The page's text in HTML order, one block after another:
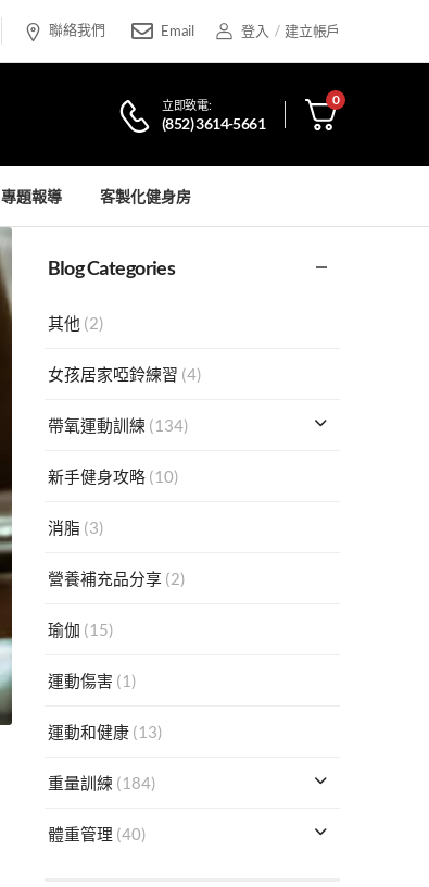
聯絡我們 Email 登入 / 建立帳戶
立即致電:
(852) 3614-5661
0
專題報導 客製化健身房
Blog Categories
其他 (2)
女孩居家啞鈴練習 (4)
帶氧運動訓練 (134)
新手健身攻略(10)
消脂 (3)
營養補充品分享 (2)
瑜伽 (15)
運動傷害 (1)
運動和健康(13)
重量訓練 (184)
體重管理 (40)